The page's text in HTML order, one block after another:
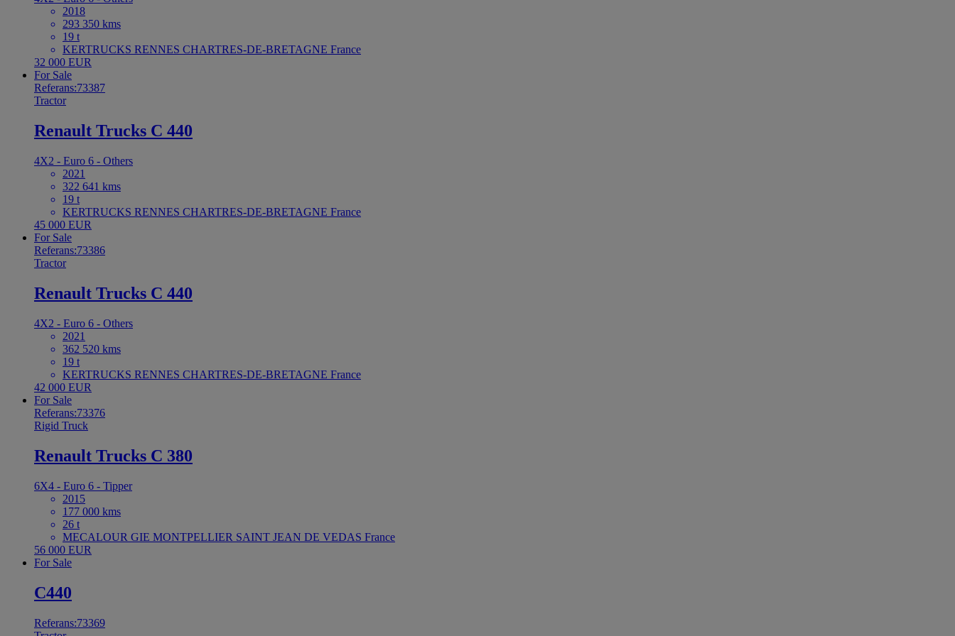
2018
293 350 kms
19 t
KERTRUCKS RENNES CHARTRES-DE-BRETAGNE France
32 000 EUR
For Sale
Referans:73387
Tractor
Renault Trucks C 440
4X2 - Euro 6 - Others
2021
322 641 kms
19 t
KERTRUCKS RENNES CHARTRES-DE-BRETAGNE France
45 000 EUR
For Sale
Referans:73386
Tractor
Renault Trucks C 440
4X2 - Euro 6 - Others
2021
362 520 kms
19 t
KERTRUCKS RENNES CHARTRES-DE-BRETAGNE France
42 000 EUR
For Sale
Referans:73376
Rigid Truck
Renault Trucks C 380
6X4 - Euro 6 - Tipper
2015
177 000 kms
26 t
MECALOUR GIE MONTPELLIER SAINT JEAN DE VEDAS France
56 000 EUR
For Sale
C440
Referans:73369